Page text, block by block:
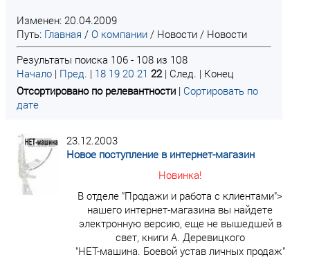
Изменен: 20.04.2009
Путь: Главная / О компании / Новости / Новости
Результаты поиска 106 - 108 из 108
Начало | Пред. | 18 19 20 21 22| След. | Конец
Отсортировано по релевантности | Сортировать по
дате
23.12.2003
Новое поступление в интернет-магазин
Новинка!
В отделе "Продажи и работа с клиентами">
нашего интернет-магазина вы найдете
электронную версию, еще не вышедшей в
свет, книги А. Деревицкого
"НЕТ-машина. Боевой устав личных продаж"